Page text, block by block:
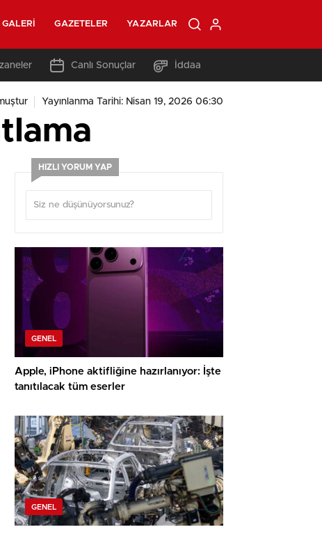
GALERI GAZETELER YAZARLAR
Canlı Sonuçlar İddaa
Yayınlanma Tarihi: Nisan 19, 2026 06:30
HIZLI YORUM YAP
GENEL
Apple, iPhone aktifliğine hazırlanıyor: İşte
tanıtılacak tüm eserler
GENEL